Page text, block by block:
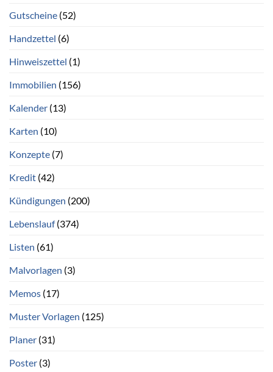
Gutscheine (52)
Handzettel (6)
Hinweiszettel (1)
Immobilien (156)
Kalender (13)
Karten (10)
Konzepte (7)
Kredit (42)
Kündigungen (200)
Lebenslauf(374)
Listen (61)
Malvorlagen (3)
Memos (17)
Muster Vorlagen (125)
Planer (31)
Poster (3)